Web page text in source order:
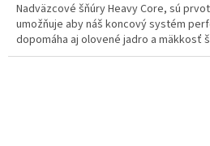
Nadväzcové šňúry Heavy Core, sú
umožňuje aby náš koncový systém
dopomáha aj olovené jadro a mäkkosť